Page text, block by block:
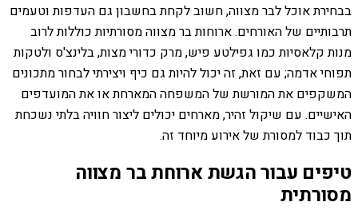
בבחירת אוכל לבר מצווה, חשוב לקחת בחשבון גם העדפות וטעמים
תרבותיים של האורחים. ארוחות בר מצווה מסורתיות כוללות לרוב
מנות קלאסיות כמו גפילטע פיש, מרק כדורי מצות, בלינצ'ס ולטקות
תפוחי אדמה; עם זאת, זה יכול להיות גם כיף ויצירתי לבחור מתכונים
המשקפים את המורשת של המשפחה המארחת או את המועדפים
האישיים. עם שיקול זהיר, מארחים יכולים ליצור חוויה בלתי נשכחת
תוך כבוד למסורת של אירוע מיוחד זה.
טיפים עבור הגשת ארוחת בר מצווה
מסורתית